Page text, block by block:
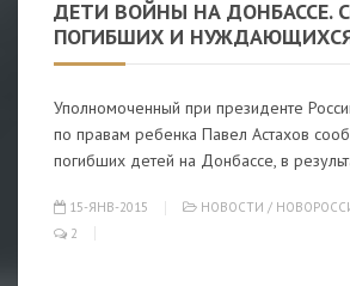
ДЕТИ ВОЙНЫ НА ДОНБАССЕ.
ПОГИБШИХ И
Уполномоченный при президенте
по правам ребенка Павел Астахов
погибших детей на Донбассе, в
15-ЯНВ-2015 НОВОСТИ /
2